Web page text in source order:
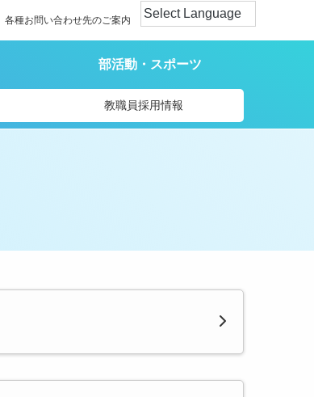
各種お問い合わせ先のご案内
部活動・スポーツ
教職員採用情報